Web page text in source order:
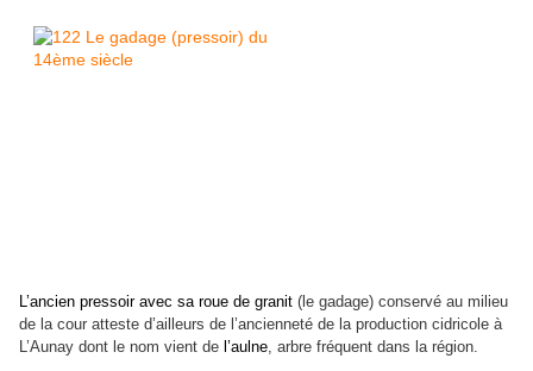
L’ancien pressoir avec sa roue de granit (le gadage) conservé au milieu
de la cour atteste d’ailleurs de l’ancienneté de la production cidricole à
L’Aunay dont le nom vient de l’aulne , arbre fréquent dans la région.